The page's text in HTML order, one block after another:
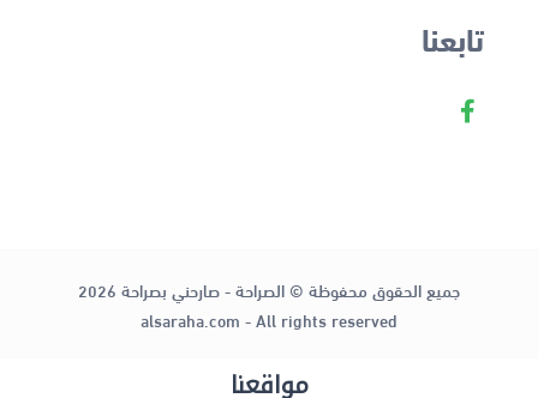
تابعنا
جميع الحقوق محفوظة © الصراحة - صارحني بصراحة 2026
alsaraha.com - All rights reserved